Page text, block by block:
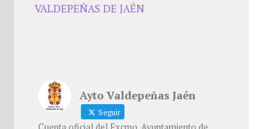
VALDEPEÑAS DE JAÉN
Ayto Valdepeñas Jaén
Seguir